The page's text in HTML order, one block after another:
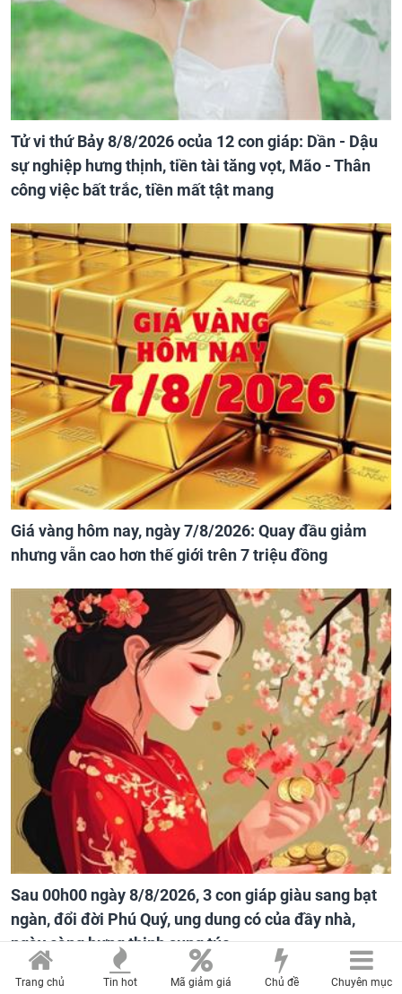
Tử vi thứ Bảy 8/8/2026 ocủa 12 con giáp: Dần - Dậu
sự nghiệp hưng thịnh, tiền tài tăng vọt, Mão - Thân
công việc bất trắc, tiền mất tật mang
Giá vàng hôm nay, ngày 7/8/2026: Quay đầu giảm
nhưng vẫn cao hơn thế giới trên 7 triệu đồng
Sau 00h00 ngày 8/8/2026, 3 con giáp giàu sang bạt
ngàn, đổi đời Phú Quý, ung dung có của đầy nhà,
ngày càng hưng thịnh sung túc
Trang chủ Tin hot Mã giảm giá Chủ đề Chuyên mục